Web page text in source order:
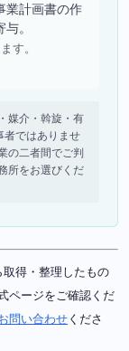
業計画書の作
。
す。
媒介・斡旋・有
者ではありませ
の二者間でご判
所をお選びくだ
得・整理したもの
ページをご確認くだ
問い合わせ くださ